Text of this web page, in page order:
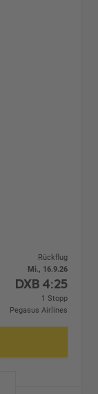
Rückflug
Mi., 16.9.26
DXB 4:25
1 Stopp
Pegasus Airlines